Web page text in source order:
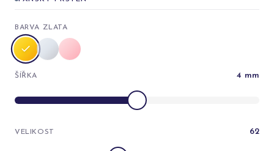
BARVA ZLATA
ŠÍŘKA 4 mm
VELIKOST 62